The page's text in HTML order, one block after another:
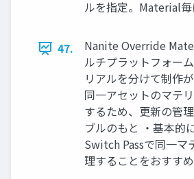
ルを指定。Material
47.
Nanite Override
ルチプラットフォー
リアルを分けて制作
同一アセットのマテ
するため、更新の管
ブルのもと ・基本的
Switch Passで同一マ
理することをおすすめ